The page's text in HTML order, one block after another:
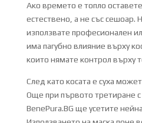
Ако времето е топло
естествено, а не със сешоар.
използвате професионален
има пагубно влияние върху
които нямате контрол върху
След като косата е суха
Още при първото третиране с
BenePura.BG ще усетите